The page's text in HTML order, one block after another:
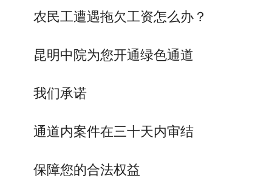
农民工遭遇拖欠工资怎么办？
昆明中院为您开通绿色通道
我们承诺
通道内案件在三十天内审结
保障您的合法权益